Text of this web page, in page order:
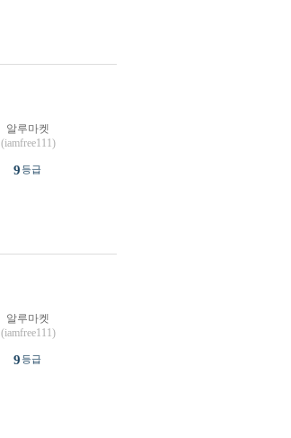
알루마켓
(iamfree111)
9등급
알루마켓
(iamfree111)
9등급